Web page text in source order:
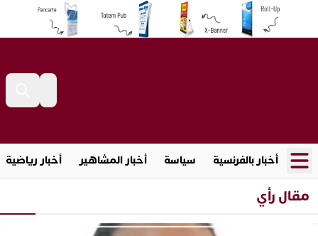
أخبار بالفرنسية سياسة أخبار المشاهير أخبار رياضية
مقال رأي